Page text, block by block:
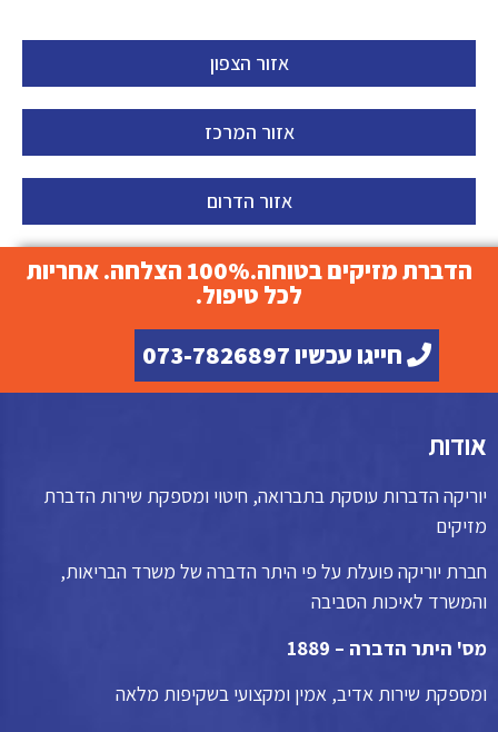
אזור הצפון
אזור המרכז
אזור הדרום
הדברת מזיקים בטוחה.100% הצלחה. אחריות
לכל טיפול.
חייגו עכשיו 073-7826897
אודות
יוריקה הדברות עוסקת בתברואה, חיטוי ומספקת שירות הדברת
מזיקים
חברת יוריקה פועלת על פי היתר הדברה של משרד הבריאות,
והמשרד לאיכות הסביבה
מס' היתר הדברה – 1889
ומספקת שירות אדיב, אמין ומקצועי בשקיפות מלאה